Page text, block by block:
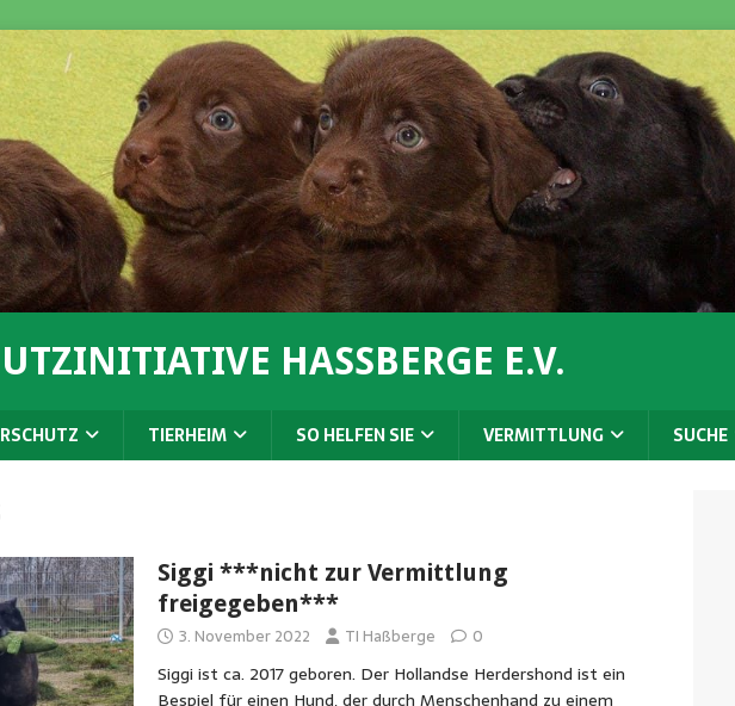
HASSBERGE E.V.
TIERHEIM SO HELFEN SIE VERMITTLUNG SUCHE
Siggi ***nicht zur Vermittlung
freigegeben***
3. November 2022 TI Haßberge 0
Siggi ist ca. 2017 geboren. Der Hollandse Herdershond ist ein
Bespiel für einen Hund, der durch Menschenhand zu einem